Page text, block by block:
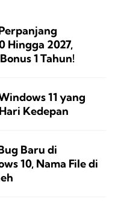
Hingga 2027,
1 Tahun!
11 yang
Kedepan
Baru di
10, Nama File di